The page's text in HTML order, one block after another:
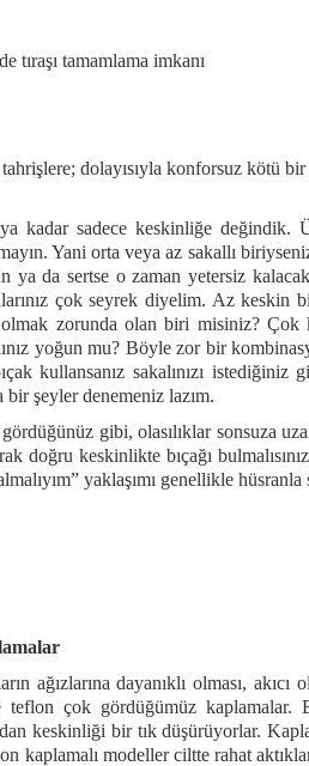
tıraşı tamamlama imkanı
dolayısıyla konforsuz kötü
kadar sadece keskinliğe değindik.
Yani orta veya az sakallı
ya da sertse o zaman yetersiz
çok seyrek diyelim. Az keskin
olmak zorunda olan biri misiniz? Çok
yoğun mu? Böyle zor bir
kullansanız sakalınızı
bir şeyler denemeniz lazım.
gibi, olasılıklar sonsuza
doğru keskinlikte bıçağı
yaklaşımı genellikle hüsranla
ağızlarına dayanıklı olması, akıcı
çok gördüğümüz kaplamalar.
keskinliği bir tık düşürüyorlar.
kaplamalı modeller ciltte rahat